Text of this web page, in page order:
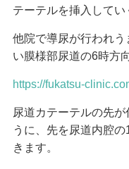
テーテルを挿入してい
他院で導尿が行われ
い膜様部尿道の6時方
https://fukatsu-
尿道カテーテルの先
うに、先を尿道内腔
きます。